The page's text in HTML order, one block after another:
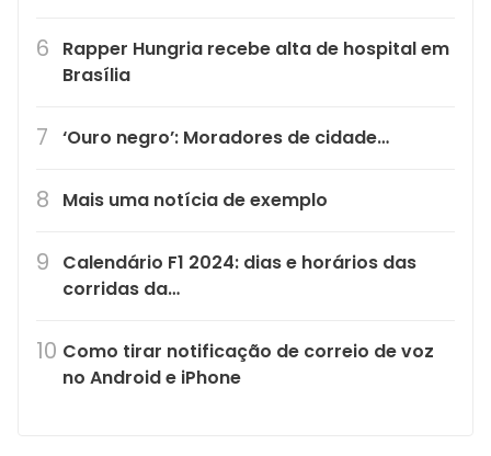
Rapper Hungria recebe alta de hospital em
Brasília
‘Ouro negro’: Moradores de cidade…
Mais uma notícia de exemplo
Calendário F1 2024: dias e horários das
corridas da…
Como tirar notificação de correio de voz
no Android e iPhone